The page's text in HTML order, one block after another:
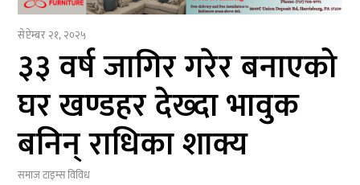
सेप्टेम्बर २१, २०२५
३३ वर्ष जागिर गरेर बनाएको
घर खण्डहर देख्दा भावुक
बनिन् राधिका शाक्य
समाज टाइम्सविविध